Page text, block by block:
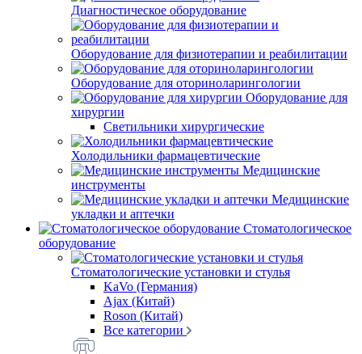
Диагностическое оборудование
Оборудование для физиотерапии и реабилитации
Оборудование для оториноларингологии
Оборудование для
хирургии
Светильники хирургические
Холодильники фармацевтические
Медицинские
инструменты
Медицинские
укладки и аптечки
Стоматологическое
оборудование
Стоматологические установки и стулья
KaVo (Германия)
Ajax (Китай)
Roson (Китай)
Все категории